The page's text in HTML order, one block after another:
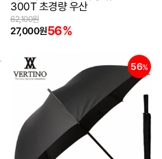
300T 초경량 우산
27,000원56%
62,100원
56%